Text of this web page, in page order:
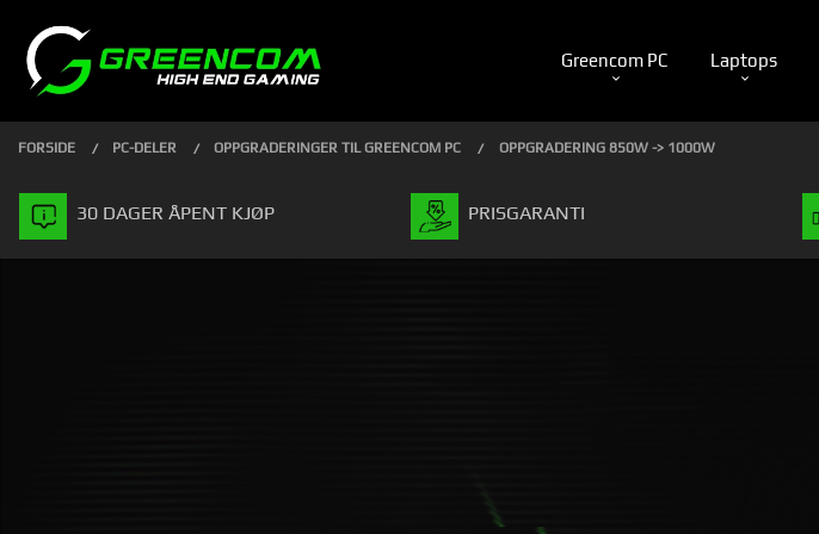
innholdet
PRODUKTER
Greencom PC Laptops
FORSIDE PC-DELER OPPGRADERINGER TIL GREENCOM PC OPPGRADERING 850W -> 1000W
30 DAGER ÅPENT KJØP PRISGARANTI